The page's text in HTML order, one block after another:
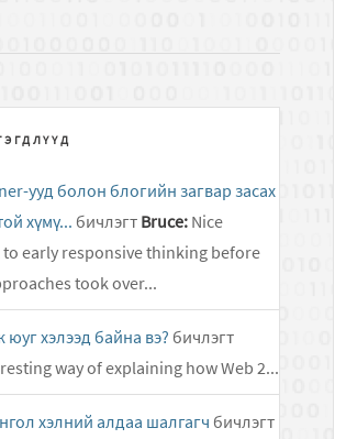
ууд болон блогийн загвар засах
хүмү... бичлэгт Bruce: Nice
early responsive thinking before
took over...
юуг хэлээд байна вэ? бичлэгт
way of explaining how Web 2...
хэлний алдаа шалгагч бичлэгт